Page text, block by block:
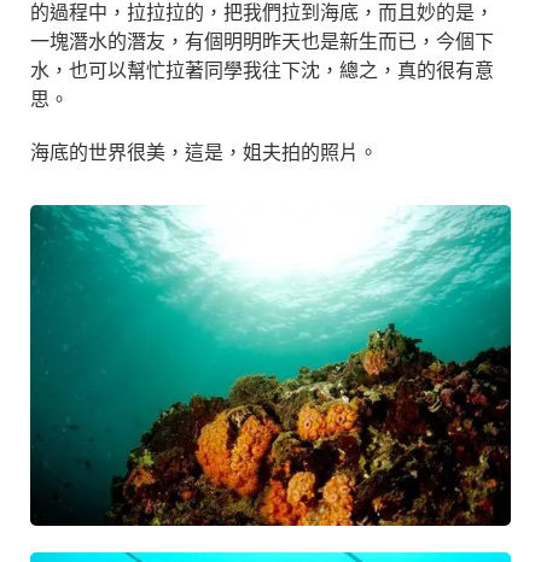
的過程中，拉拉拉的，把我們拉到海底，而且妙的是，
一塊潛水的潛友，有個明明昨天也是新生而已，今個下
水，也可以幫忙拉著同學我往下沈，總之，真的很有意
思。
海底的世界很美，這是，姐夫拍的照片。